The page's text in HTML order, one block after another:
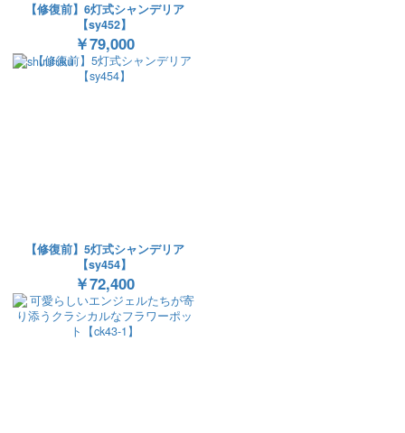
【修復前】6灯式シャンデリア
【sy452】
￥79,000
【修復前】5灯式シャンデリア
【sy454】
￥72,400